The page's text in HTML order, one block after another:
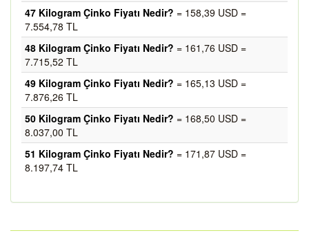
47 Kilogram Çinko Fiyatı Nedir? = 158,39 USD =
7.554,78 TL
48 Kilogram Çinko Fiyatı Nedir? = 161,76 USD =
7.715,52 TL
49 Kilogram Çinko Fiyatı Nedir? = 165,13 USD =
7.876,26 TL
50 Kilogram Çinko Fiyatı Nedir? = 168,50 USD =
8.037,00 TL
51 Kilogram Çinko Fiyatı Nedir? = 171,87 USD =
8.197,74 TL